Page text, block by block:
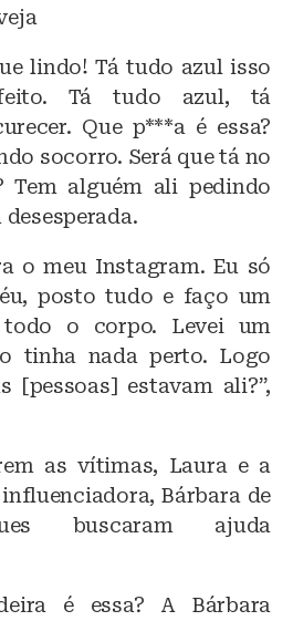
lindo! Tá tudo azul isso
Tá tudo azul, tá
Que p***a é essa?
socorro. Será que tá no
alguém ali pedindo
desesperada.
o meu Instagram. Eu só
posto tudo e faço um
todo o corpo. Levei um
tinha nada perto. Logo
[pessoas] estavam ali?”,
as vítimas, Laura e a
Bárbara de
buscaram ajuda
é essa? A Bárbara